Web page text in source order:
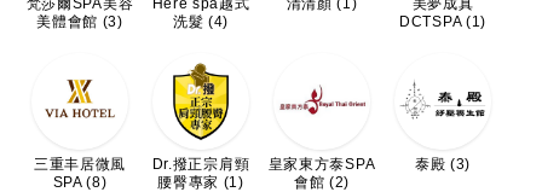
梵莎爾SPA美容
美體會館 (3)
Here spa越式
洗髮 (4)
清清顏 (1)
美夢成真
DCTSPA (1)
三重丰居微風
SPA (8)
Dr.撥正宗肩頸
腰臀專家 (1)
皇家東方泰SPA
會館 (2)
泰殿 (3)